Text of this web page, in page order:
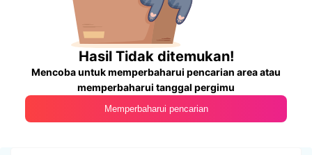
Hasil Tidak ditemukan!
Mencoba untuk memperbaharui pencarian area atau
memperbaharui tanggal pergimu
Memperbaharui pencarian